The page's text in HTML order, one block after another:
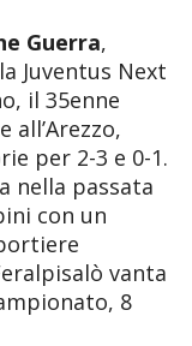
Guerra,
Juventus Next
il 35enne
all’Arezzo,
per 2-3 e 0-1.
nella passata
con un
vanta
8